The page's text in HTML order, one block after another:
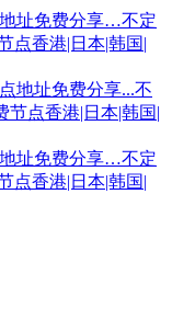
地址免费分享…不定
点香港|日本|韩国|
地址免费分享…不定
点香港|日本|韩国|